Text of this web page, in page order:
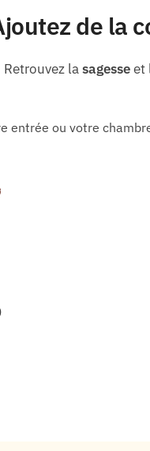
de la
Retrouvez lasagesseet
ou votre